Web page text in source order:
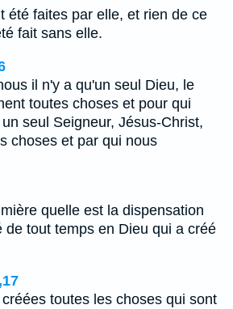
été faites par elle, et rien de ce
fait sans elle.
il n'y a qu'un seul Dieu, le
toutes choses et pour qui
seul Seigneur, Jésus-Christ,
choses et par qui nous
quelle est la dispensation
de tout temps en Dieu qui a créé
toutes les choses qui sont